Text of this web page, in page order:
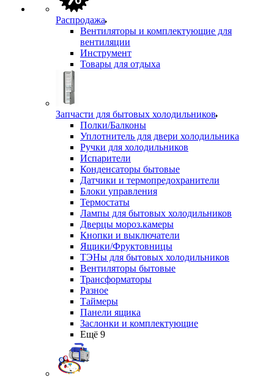
Распродажа
Вентиляторы и комплектующие для
вентиляции
Инструмент
Товары для отдыха
Запчасти для бытовых холодильников
Полки/Балконы
Уплотнитель для двери холодильника
Ручки для холодильников
Испарители
Конденсаторы бытовые
Датчики и термопредохранители
Блоки управления
Термостаты
Лампы для бытовых холодильников
Дверцы мороз.камеры
Кнопки и выключатели
Ящики/Фруктовницы
ТЭНы для бытовых холодильников
Вентиляторы бытовые
Трансформаторы
Разное
Таймеры
Панели ящика
Заслонки и комплектующие
Ещё 9